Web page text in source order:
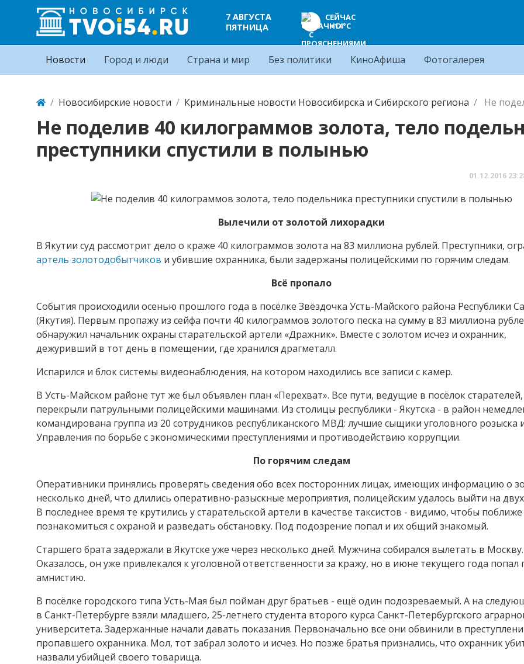
7 АВГУСТА
ПЯТНИЦА
СЕЙЧАС
+14°C
Новости Город и люди Страна и мир Без политики КиноАфиша Фотогалерея
Новосибирские новости Криминальные новости Новосибирска и Сибирского региона Не
Не поделив 40 килограммов золота, тело
преступники спустили в полынью
01.12.2016
Вылечили от золотой лихорадки
В Якутии суд рассмотрит дело о краже 40 килограммов золота на 83 миллиона рублей. Преступники,
артель золотодобытчиков и убившие охранника, были задержаны полицейскими по горячим следам.
Всё пропало
События происходили осенью прошлого года в посёлке Звёздочка Усть-Майского района Республики
(Якутия). Первым пропажу из сейфа почти 40 килограммов золотого песка на сумму в 83 миллиона
обнаружил начальник охраны старательской артели «Дражник». Вместе с золотом исчез и охранник,
дежуривший в тот день в помещении, где хранился драгметалл.
Испарился и блок системы видеонаблюдения, на котором находились все записи с камер.
В Усть-Майском районе тут же был объявлен план «Перехват». Все пути, ведущие в посёлок старателей,
перекрыли патрульными полицейскими машинами. Из столицы республики - Якутска - в район
командирована группа из 20 сотрудников республиканского МВД: лучшие сыщики уголовного розыска
Управления по борьбе с экономическими преступлениями и противодействию коррупции.
По горячим следам
Оперативники принялись проверять сведения обо всех посторонних лицах, имеющих информацию о
несколько дней, что длились оперативно-разыскные мероприятия, полицейским удалось выйти на
В последнее время те крутились у старательской артели в качестве таксистов - видимо, чтобы поближе
познакомиться с охраной и разведать обстановку. Под подозрение попал и их общий знакомый.
Старшего брата задержали в Якутске уже через несколько дней. Мужчина собирался вылетать в Москву.
Оказалось, он уже привлекался к уголовной ответственности за кражу, но в июне текущего года попал
амнистию.
В посёлке городского типа Усть-Мая был пойман друг братьев - ещё один подозреваемый. А на
в Санкт-Петербурге взяли младшего, 25-летнего студента второго курса Санкт-Петербургского
университета. Задержанные начали давать показания. Первоначально все они обвинили в
пропавшего охранника. Мол, тот забрал золото и исчез. Но позже братья признались, что охранник
назвали убийцей своего товарища.